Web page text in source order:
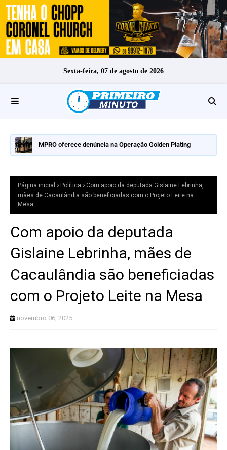
Sexta-feira, 07 de agosto de 2026
MPRO oferece denúncia na Operação Golden Plating
Página inicial Política
Com apoio da deputada Gislaine Lebrinha,
mães de Cacaulândia são beneficiadas com o Projeto Leite na
Mesa
Com apoio da deputada
Gislaine Lebrinha, mães de
Cacaulândia são beneficiadas
com o Projeto Leite na Mesa
novembro 06, 2025